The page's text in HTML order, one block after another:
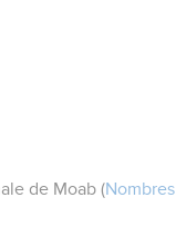
de Moab (Nombres